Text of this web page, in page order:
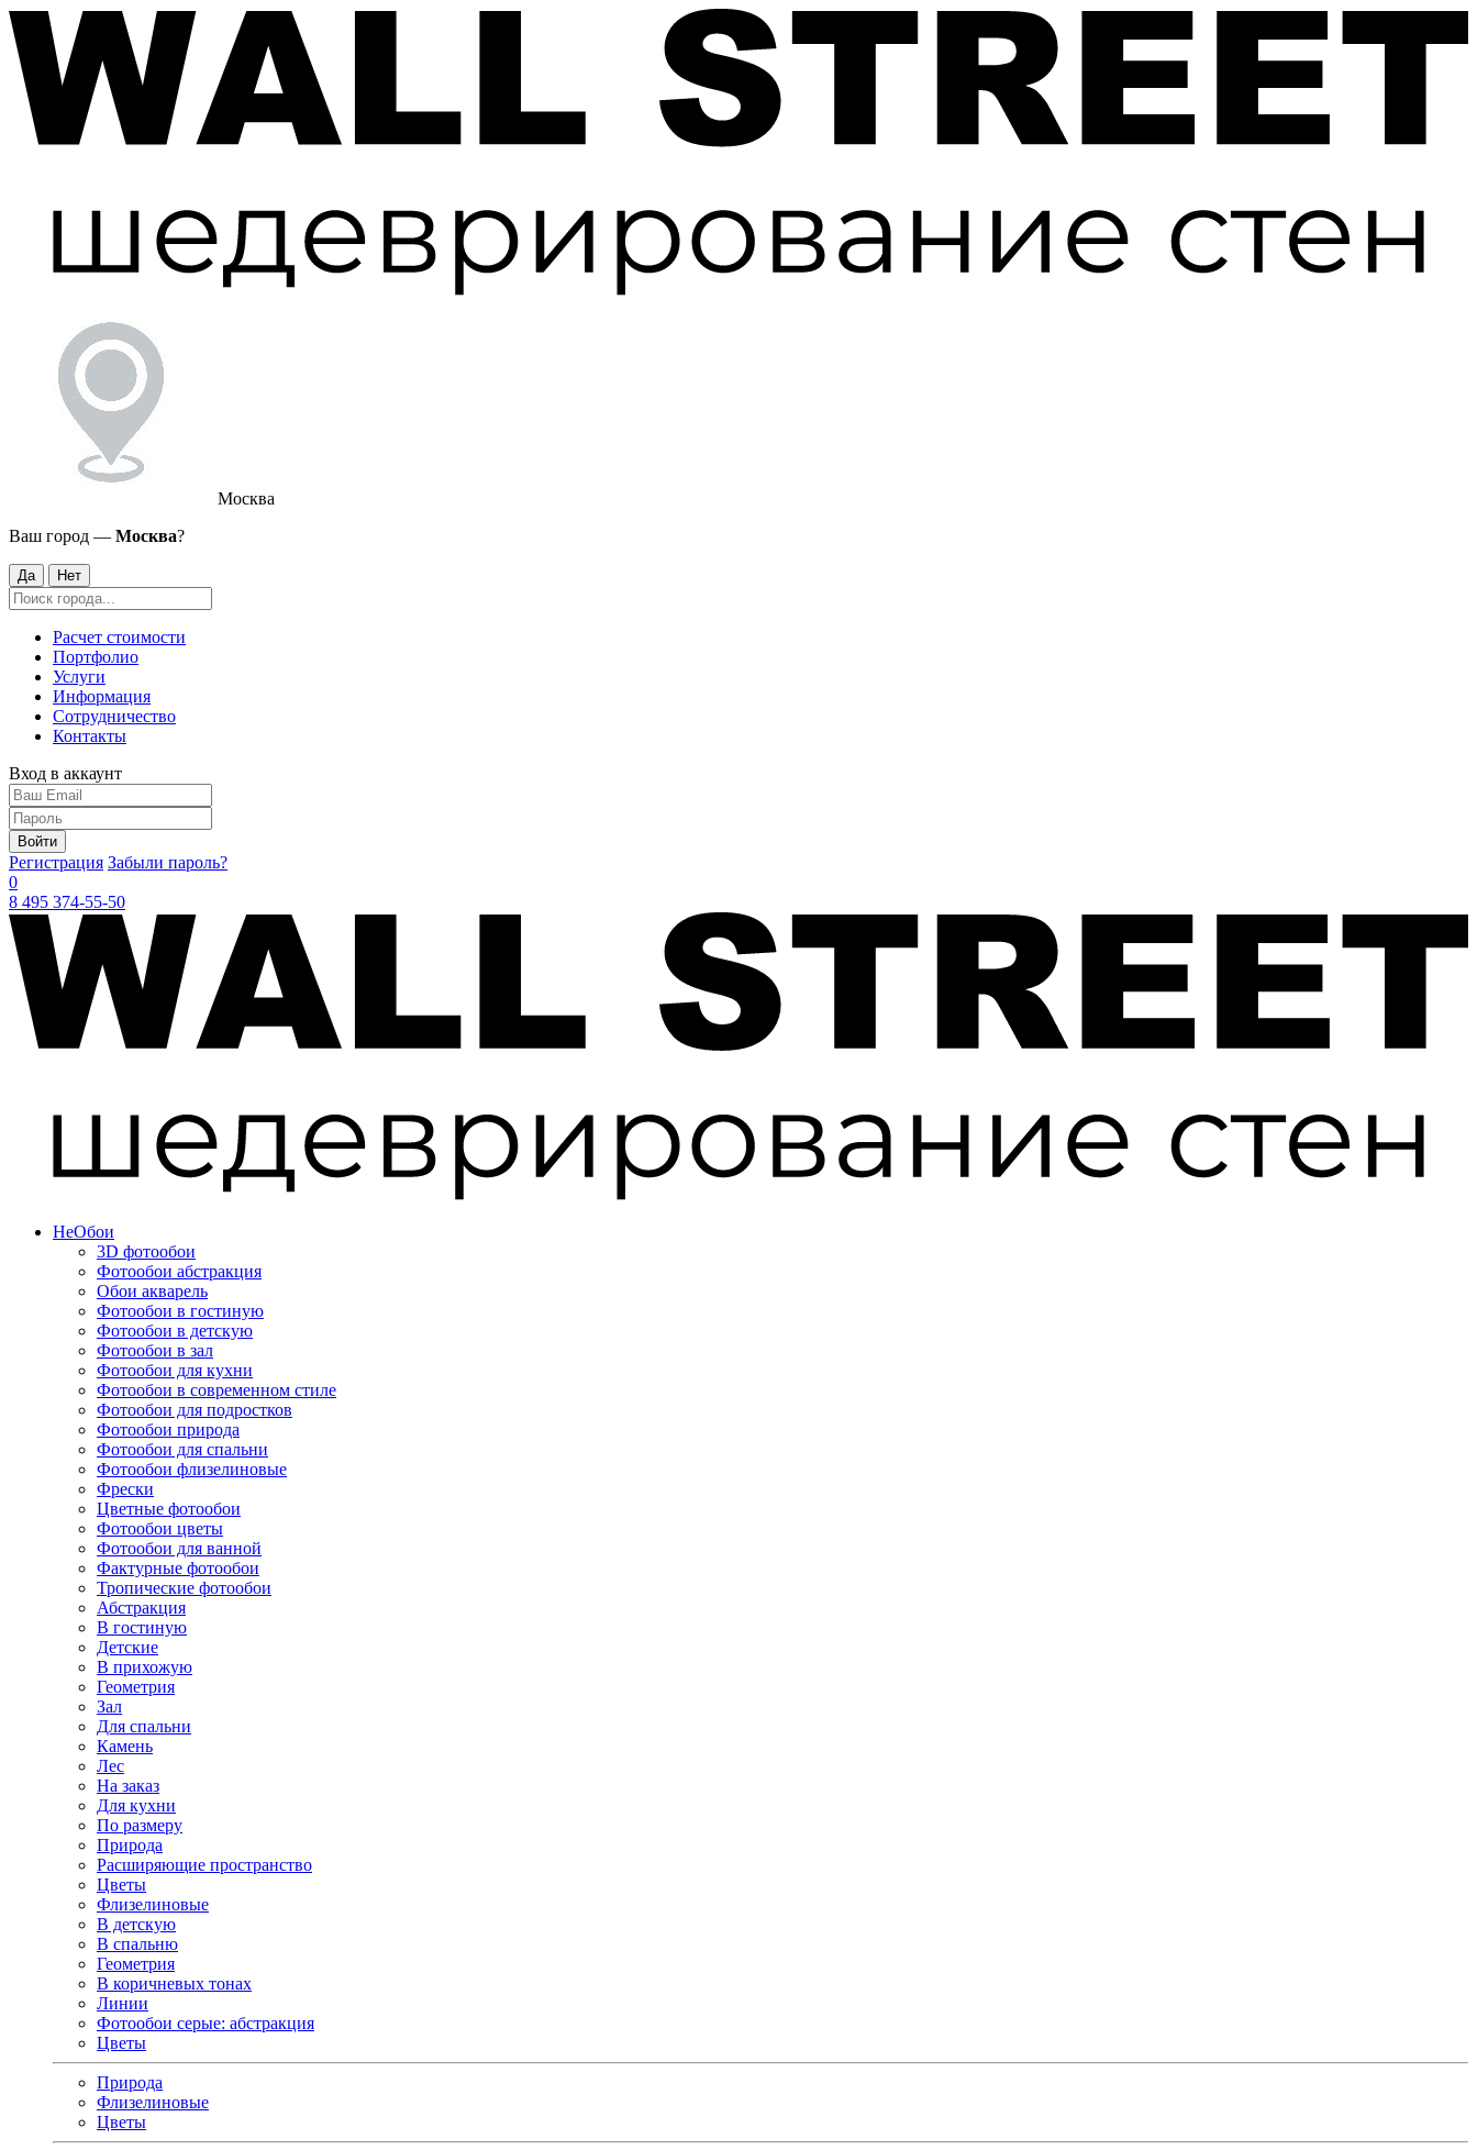
Москва
Ваш город — Москва?
Да Нет
Расчет стоимости
Портфолио
Услуги
Информация
Сотрудничество
Контакты
Вход в аккаунт
Войти
Регистрация Забыли пароль?
0
8 495 374-55-50
НеОбои
3D фотообои
Фотообои абстракция
Обои акварель
Фотообои в гостиную
Фотообои в детскую
Фотообои в зал
Фотообои для кухни
Фотообои в современном стиле
Фотообои для подростков
Фотообои природа
Фотообои для спальни
Фотообои флизелиновые
Фрески
Цветные фотообои
Фотообои цветы
Фотообои для ванной
Фактурные фотообои
Тропические фотообои
Абстракция
В гостиную
Детские
В прихожую
Геометрия
Зал
Для спальни
Камень
Лес
На заказ
Для кухни
По размеру
Природа
Расширяющие пространство
Цветы
Флизелиновые
В детскую
В спальню
Геометрия
В коричневых тонах
Линии
Фотообои серые: абстракция
Цветы
Природа
Флизелиновые
Цветы